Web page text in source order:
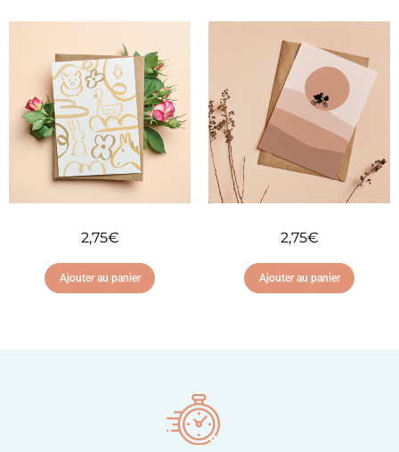
Ajouter à ma liste
d'envies
Ajouter à ma liste
d'envies
2,75€
Ajouter au panier
2,75€
Ajouter au panier